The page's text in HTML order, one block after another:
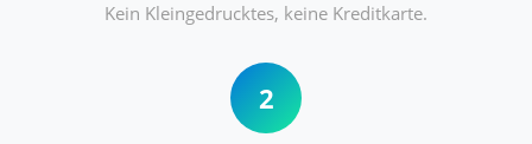
Kein Kleingedrucktes, keine Kreditkarte.
2